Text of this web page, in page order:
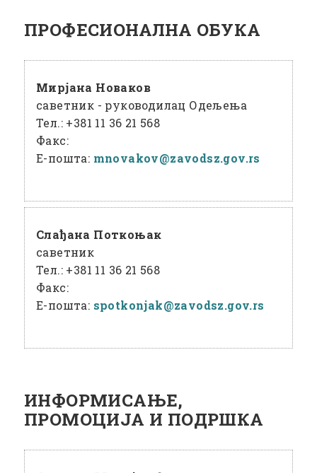
ПРОФЕСИОНАЛНА ОБУКА
Мирјана Новаков
саветник - руководилац Одељења
Тел.: +381 11 36 21 568
Факс:
Е-пошта: mnovakov@zavodsz.gov.rs
Слађана Поткоњак
саветник
Тел.: +381 11 36 21 568
Факс:
Е-пошта: spotkonjak@zavodsz.gov.rs
ИНФОРМИСАЊЕ,
ПРОМОЦИЈА И ПОДРШКА